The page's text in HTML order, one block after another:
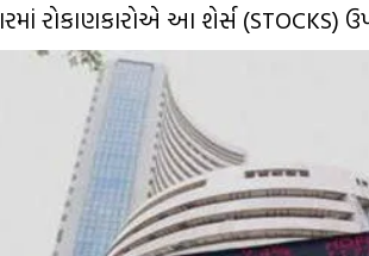
રોકાણકારોએ આ શેર્સ (STOCKS)